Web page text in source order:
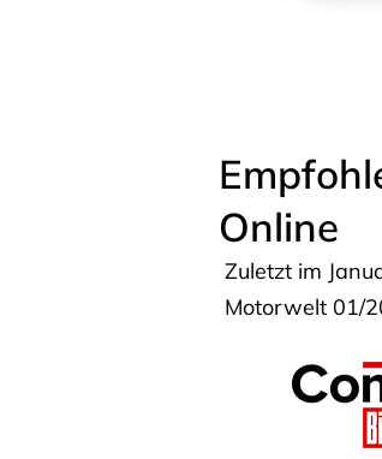
Online
Zuletzt im
Motorwelt 01/